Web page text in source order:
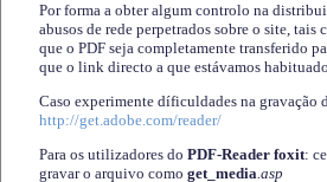
Por forma a obter algum controlo na
abusos de rede perpetrados sobre o site,
que o PDF seja completamente transferido
que o link directo a que estávamos
Caso experimente díficuldades na gravação
http://get.adobe.com/reader/
Para os utilizadores do PDF-Reader foxit:
gravar o arquivo como get_media.asp